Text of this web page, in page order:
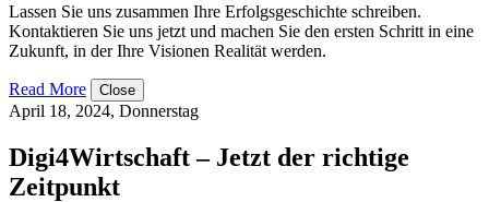
Lassen Sie uns zusammen Ihre Erfolgsgeschichte schreiben.
Kontaktieren Sie uns jetzt und machen Sie den ersten Schritt in eine
Zukunft, in der Ihre Visionen Realität werden.
Read More Close
April 18, 2024, Donnerstag
Digi4Wirtschaft – Jetzt der richtige
Zeitpunkt